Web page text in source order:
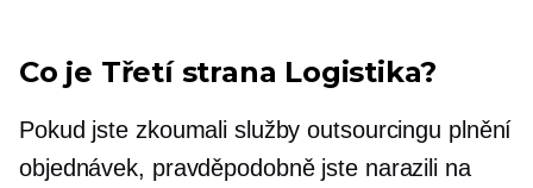
Co je Třetí strana Logistika?
Pokud jste zkoumali služby outsourcingu plnění
objednávek, pravděpodobně jste narazili na